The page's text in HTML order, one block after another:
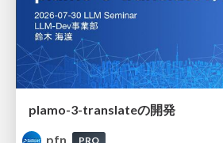
plamo-3-translateの開発
pfn
PRO